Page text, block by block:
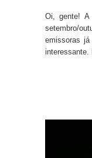
Oi, gente!
setembro/
emissoras
interessante.